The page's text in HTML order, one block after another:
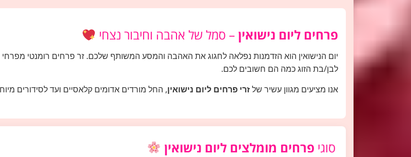
פרחים ליום נישואין – סמל של אהבה וחיבור נצחי
יום הנישואין הוא הזדמנות נפלאה לחגוג את האהבה והמסע המשותף שלכם. זר פרחים רומנטי
לבן/בת הזוג כמה הם חשובים לכם.
אנו מציעים מגוון עשיר שלזרי פרחים ליום נישואין, החל מורדים אדומים קלאסיים ועד לסידורים
סוגי פרחים מומלצים ליום נישואין